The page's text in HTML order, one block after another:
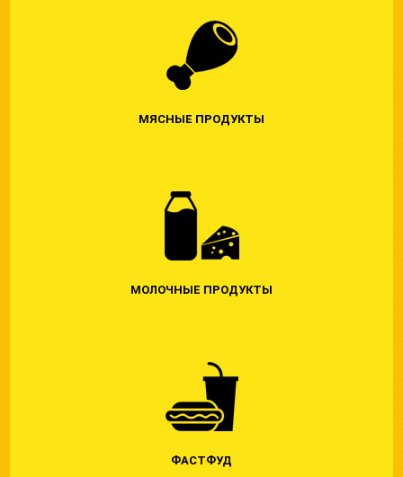
МЯСНЫЕ ПРОДУКТЫ
МОЛОЧНЫЕ ПРОДУКТЫ
ФАСТФУД